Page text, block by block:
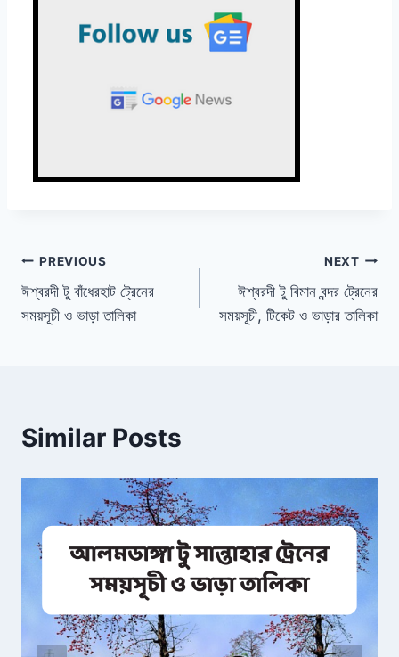
Post
navigation
PREVIOUS
ঈশ্বরদী টু বাঁধেরহাট ট্রেনের
সময়সূচী ও ভাড়া তালিকা
NEXT
ঈশ্বরদী টু বিমান বন্দর ট্রেনের
সময়সূচী, টিকেট ও ভাড়ার তালিকা
Similar Posts